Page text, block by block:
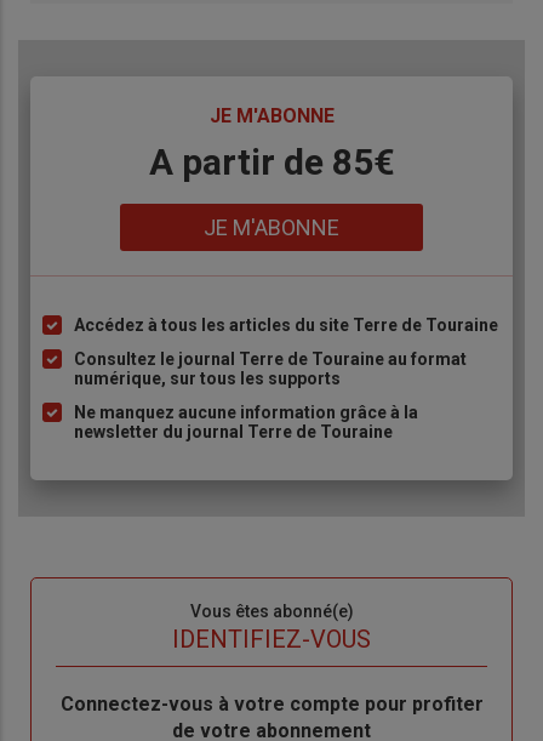
JE M'ABONNE
A partir de 85€
JE M'ABONNE
Liste
à
puce
Accédez à tous les articles du site Terre de Touraine
Consultez le journal Terre de Touraine au format
numérique, sur tous les supports
Ne manquez aucune information grâce à la
newsletter du journal Terre de Touraine
Vous êtes abonné(e)
IDENTIFIEZ-VOUS
Body
Connectez-vous à votre compte pour profiter
de votre abonnement